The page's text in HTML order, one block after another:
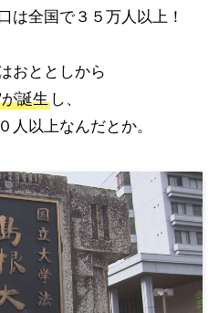
は全国で３５万人以上！
おととしから
が誕生し、
人以上なんだとか。